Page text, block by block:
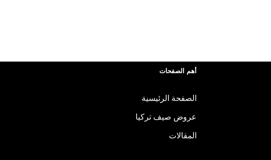
أهم الصفحات
الصفحة الرئيسية
عروض صيف تركيا
المقالات